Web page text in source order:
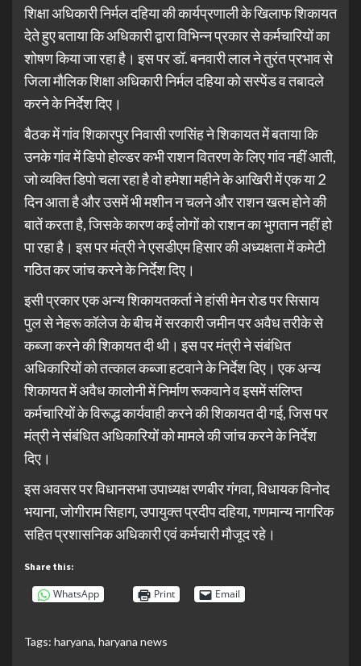
शिक्षा अधिकारी निर्मल दहिया की कार्यप्रणाली के खिलाफ शिकायत
देते हुए बताया कि अधिकारी द्वारा विभिन्न प्रकार से कर्मचारियों का
शोषण किया जा रहा है। इस पर डॉ. बनवारी लाल ने तुरंत प्रभाव से
जिला मौलिक शिक्षा अधिकारी निर्मल दहिया को सस्पेंड व तबादले
करने के निर्देश दिए।
बैठक में गांव शिकारपुर निवासी रणसिंह ने शिकायत में बताया कि
उनके गांव में डिपो होल्डर कभी राशन वितरण के लिए गांव नहीं आती,
जो व्यक्ति डिपो चला रहा है वो हमेशा महीने के आखिरी में एक या 2
दिन आता है और उसमें भी मशीन न चलने और राशन खत्म होने की
बातें करता है, जिसके कारण कई लोगों को राशन का भुगतान नहीं हो
पा रहा है। इस पर मंत्री ने एसडीएम हिसार की अध्यक्षता में कमेटी
गठित कर जांच करने के निर्देश दिए।
इसी प्रकार एक अन्य शिकायतकर्ता ने हांसी मेन रोड पर सिसाय
पुल से नेहरू कॉलेज के बीच में सरकारी जमीन पर अवैध तरीके से
कब्जा करने की शिकायत दी थी। इस पर मंत्री ने संबंधित
अधिकारियों को तत्काल कब्जा हटवाने के निर्देश दिए। एक अन्य
शिकायत में अवैध कालोनी में निर्माण रूकवाने व इसमें संलिप्त
कर्मचारियों के विरूद्ध कार्यवाही करने की शिकायत दी गई, जिस पर
मंत्री ने संबंधित अधिकारियों को मामले की जांच करने के निर्देश
दिए।
इस अवसर पर विधानसभा उपाध्यक्ष रणबीर गंगवा, विधायक विनोद
भयाना, जोगीराम सिहाग, उपायुक्त प्रदीप दहिया, गणमान्य नागरिक
सहित प्रशासनिक अधिकारी एवं कर्मचारी मौजूद रहे।
Share this:
WhatsApp Print Email
Tags: haryana, haryana news